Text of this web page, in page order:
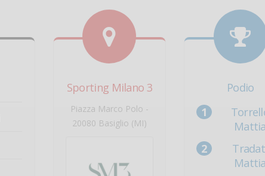
Sporting Milano 3
Piazza Marco Polo -
20080 Basiglio (MI)
Podio